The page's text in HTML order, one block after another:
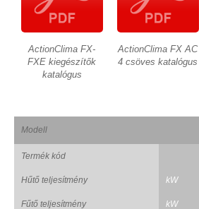
ActionClima FX-
FXE kiegészítők
katalógus
ActionClima FX AC
4 csöves katalógus
Modell
Termék kód
Hűtő teljesítmény kW
Fűtő teljesítmény kW